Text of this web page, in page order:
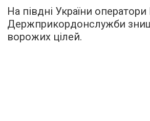
На півдні України
Держприкордонслужби
ворожих цілей.